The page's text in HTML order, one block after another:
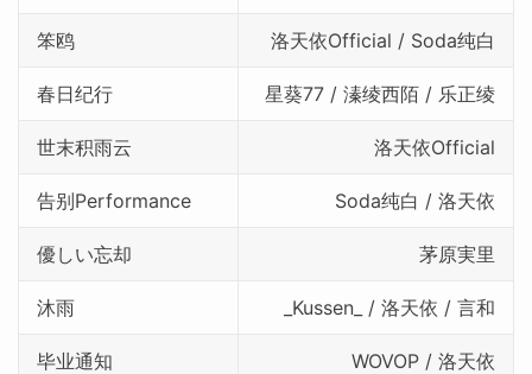
笨鸥 洛天依Official / Soda纯白
春日纪行 星葵77 / 溱绫西陌 / 乐正绫
世末积雨云 洛天依Official
告别Performance Soda纯白 / 洛天依
優しい忘却 茅原実里
沐雨 _Kussen_ / 洛天依 / 言和
毕业通知 WOVOP / 洛天依